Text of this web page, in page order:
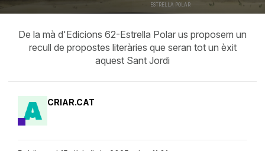
ESTRELLA POLAR
De la mà d'Edicions 62-Estrella Polar us proposem un
recull de propostes literàries que seran tot un èxit
aquest Sant Jordi
CRIAR.CAT